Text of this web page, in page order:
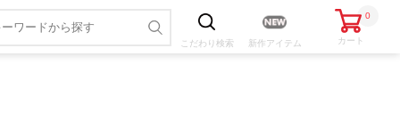
こだわり 検索 新作アイテム
0
カート